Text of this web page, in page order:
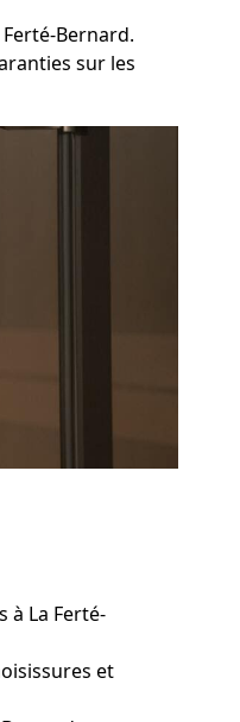
Bernard.
sur les
à La Ferté-
et